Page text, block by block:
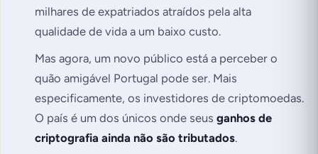
milhares de expatriados atraídos pela alta
qualidade de vida a um baixo custo.
Mas agora, um novo público está a perceber o
quão amigável Portugal pode ser. Mais
especificamente, os investidores de criptomoedas.
O país é um dos únicos onde seus ganhos de
criptografia ainda não são tributados.